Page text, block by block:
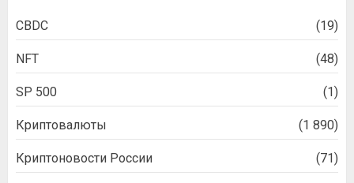
CBDC (19)
NFT (48)
SP 500 (1)
Криптовалюты (1 890)
Криптоновости России (71)